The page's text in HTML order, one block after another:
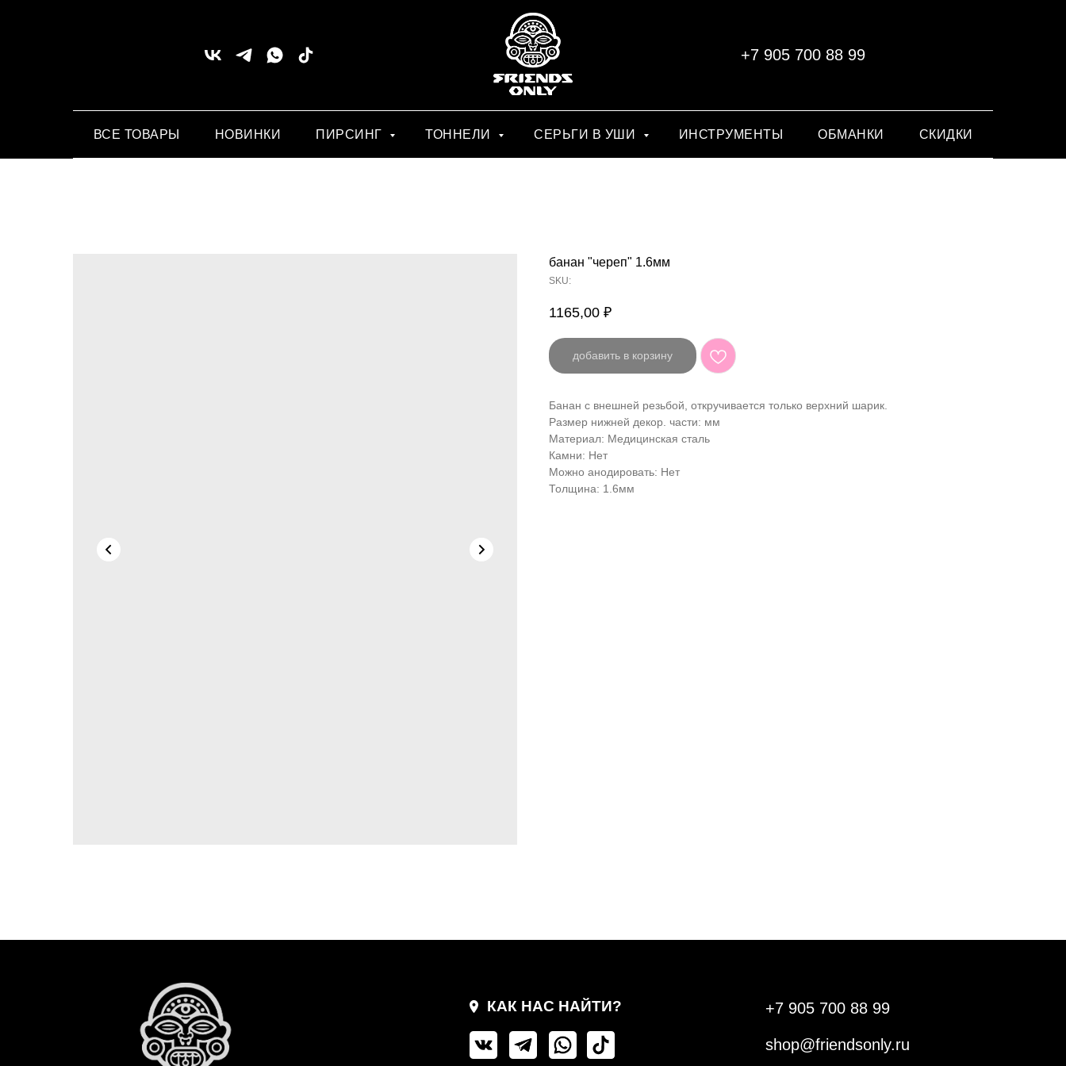
+7 905 700 88 99
ВСЕ ТОВАРЫ НОВИНКИ ПИРСИНГ ТОННЕЛИ СЕРЬГИ В УШИ ИНСТРУМЕНТЫ ОБМАНКИ СКИДКИ
банан "череп" 1.6мм
SKU:
1165,00 ₽
добавить в корзину
Банан с внешней резьбой, откручивается только верхний шарик.
Размер нижней декор. части: мм
Материал: Медицинская сталь
Камни: Нет
Можно анодировать: Нет
Толщина: 1.6мм
КАК НАС НАЙТИ?
shop@friendsonly.ru
+7 905 700 88 99